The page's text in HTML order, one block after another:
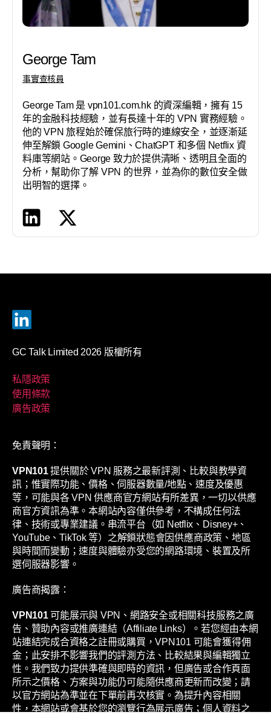
George Tam
事實查核員
George Tam 是 vpn101.com.hk 的資深編輯，擁有 15
年的金融科技經驗，並有長達十年的 VPN 實務經驗。
他的 VPN 旅程始於確保旅行時的連線安全，並逐漸延
伸至解鎖 Google Gemini、ChatGPT 和多個 Netflix 資
料庫等網站。George 致力於提供清晰、透明且全面的
分析，幫助你了解 VPN 的世界，並為你的數位安全做
出明智的選擇。
GC Talk Limited 2026 版權所有
私隱政策
使用條款
廣告政策
免責聲明：
VPN101提供關於 VPN 服務之最新評測、比較與教學資
訊；惟實際功能、價格、伺服器數量/地點、速度及優惠
等，可能與各 VPN 供應商官方網站有所差異，一切以供應
商官方資訊為準。本網站內容僅供參考，不構成任何法
律、技術或專業建議。串流平台（如 Netflix、Disney+、
YouTube、TikTok 等）之解鎖狀態會因供應商政策、地區
與時間而變動；速度與體驗亦受您的網路環境、裝置及所
選伺服器影響。
廣告商揭露：
VPN101可能展示與 VPN、網路安全或相關科技服務之廣
告、贊助內容或推廣連結（Affiliate Links）。若您經由本網
站連結完成合資格之註冊或購買，VPN101 可能會獲得佣
金；此安排不影響我們的評測方法、比較結果與編輯獨立
性。我們致力提供準確與即時的資訊，但廣告或合作頁面
所示之價格、方案與功能仍可能隨供應商更新而改變；請
以官方網站為準並在下單前再次核實。為提升內容相關
性，本網站或會基於您的瀏覽行為展示廣告；個人資料之